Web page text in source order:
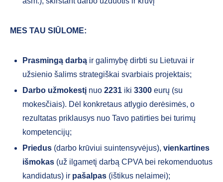
MES TAU SIŪLOME:
Prasmingą darbą ir galimybę dirbti su Lietuvai ir
užsienio šalims strategiškai svarbiais projektais;
Darbo užmokestį nuo 2231 iki 3300 eurų (su
mokesčiais). Dėl konkretaus atlygio derėsimės, o
rezultatas priklausys nuo Tavo patirties bei turimų
kompetencijų;
Priedus (darbo krūviui suintensyvėjus), vienkartines
išmokas (už ilgametį darbą CPVA bei rekomenduotus
kandidatus) ir pašalpas (ištikus nelaimei);